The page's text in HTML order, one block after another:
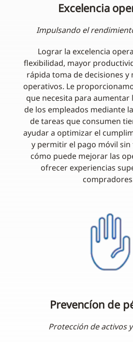
Excelencia
Impulsando el
Lograr la excelencia
flexibilidad, mayor
rápida toma de decisiones y
operativos. Le
que necesita para
de los empleados mediante
de tareas que consumen
ayudar a optimizar el
y permitir el pago móvil sin
cómo puede mejorar las
ofrecer experiencias
Prevencíon de
Protección de activos